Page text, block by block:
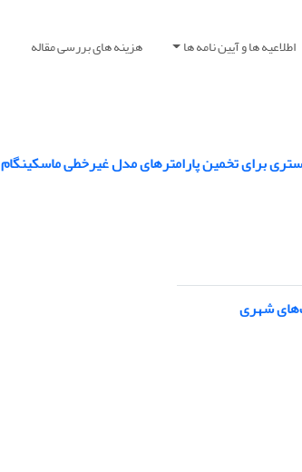
اطلاعیه ها و آیین نامه ها هزینه های بررسی مقاله
برای تخمین پارامترهای مدل غیرخطی ماسکینگام
شهری